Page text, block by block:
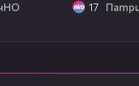
всички да имат
и
е основата,
17